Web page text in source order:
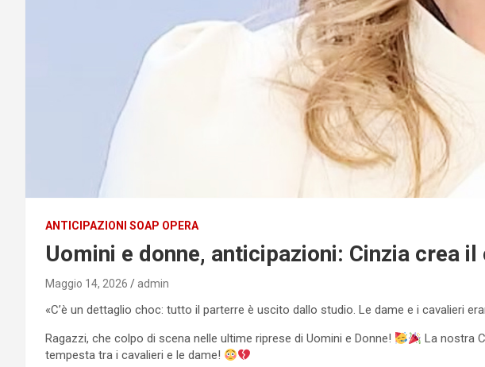
ANTICIPAZIONI SOAP OPERA
Uomini e donne, anticipazioni: Cinzia crea
Maggio 14, 2026 admin
«C’è un dettaglio choc: tutto il parterre è uscito dallo studio. Le dame e i cavalieri
Ragazzi, che colpo di scena nelle ultime riprese di Uomini e Donne!
La nostra
tempesta tra i cavalieri e le dame!